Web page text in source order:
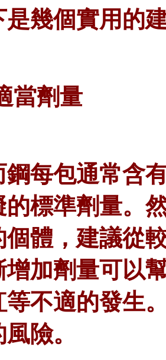
是幾個實用的
當劑量
鋼每包通常含
的標準劑量。
體，建議從
增加劑量可以
等不適的發生
險。